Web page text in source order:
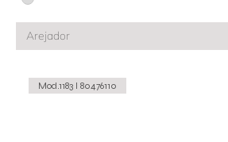
Mod.1183 I 80476110